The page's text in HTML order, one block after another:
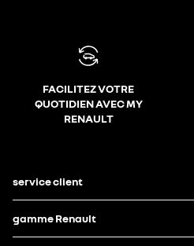
FACILITEZ VOTRE
QUOTIDIEN AVEC MY
RENAULT
service client
gamme Renault